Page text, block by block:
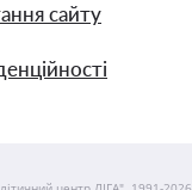
сайту